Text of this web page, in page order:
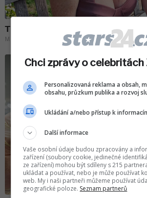
Chci zprávy o celebritách
Personalizovaná reklama a obsah,
obsahu, průzkum publika a rozvoj
Ukládání a/nebo přístup k
Další informace
Vaše osobní údaje budou zpracovány a
zařízení (soubory cookie, jedinečné
ze zařízení) mohou být sdíleny s 215
ukládat a používat, nebo je může používat
web. My i naši partneři můžeme používat
geografické poloze. Seznam partnerů